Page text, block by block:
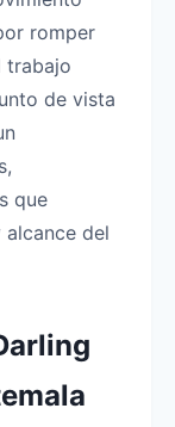
romper
trabajo
de vista
que
del